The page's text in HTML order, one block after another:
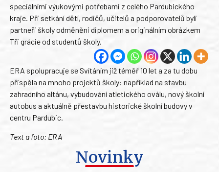
speciálními výukovými potřebami z celého Pardubického
kraje. Při setkání dětí, rodičů, učitelů a podporovatelů byli
partneři školy odměněni diplomem a originálním obrázkem
Tři grácie od studentů školy.
ERA spolupracuje se Svítáním již téměř 10 let a za tu dobu
přispěla na mnoho projektů školy: například na stavbu
zahradního altánu, vybudování atletického oválu, nový školní
autobus a aktuálně přestavbu historické školní budovy v
centru Pardubic.
Text a foto: ERA
Novinky